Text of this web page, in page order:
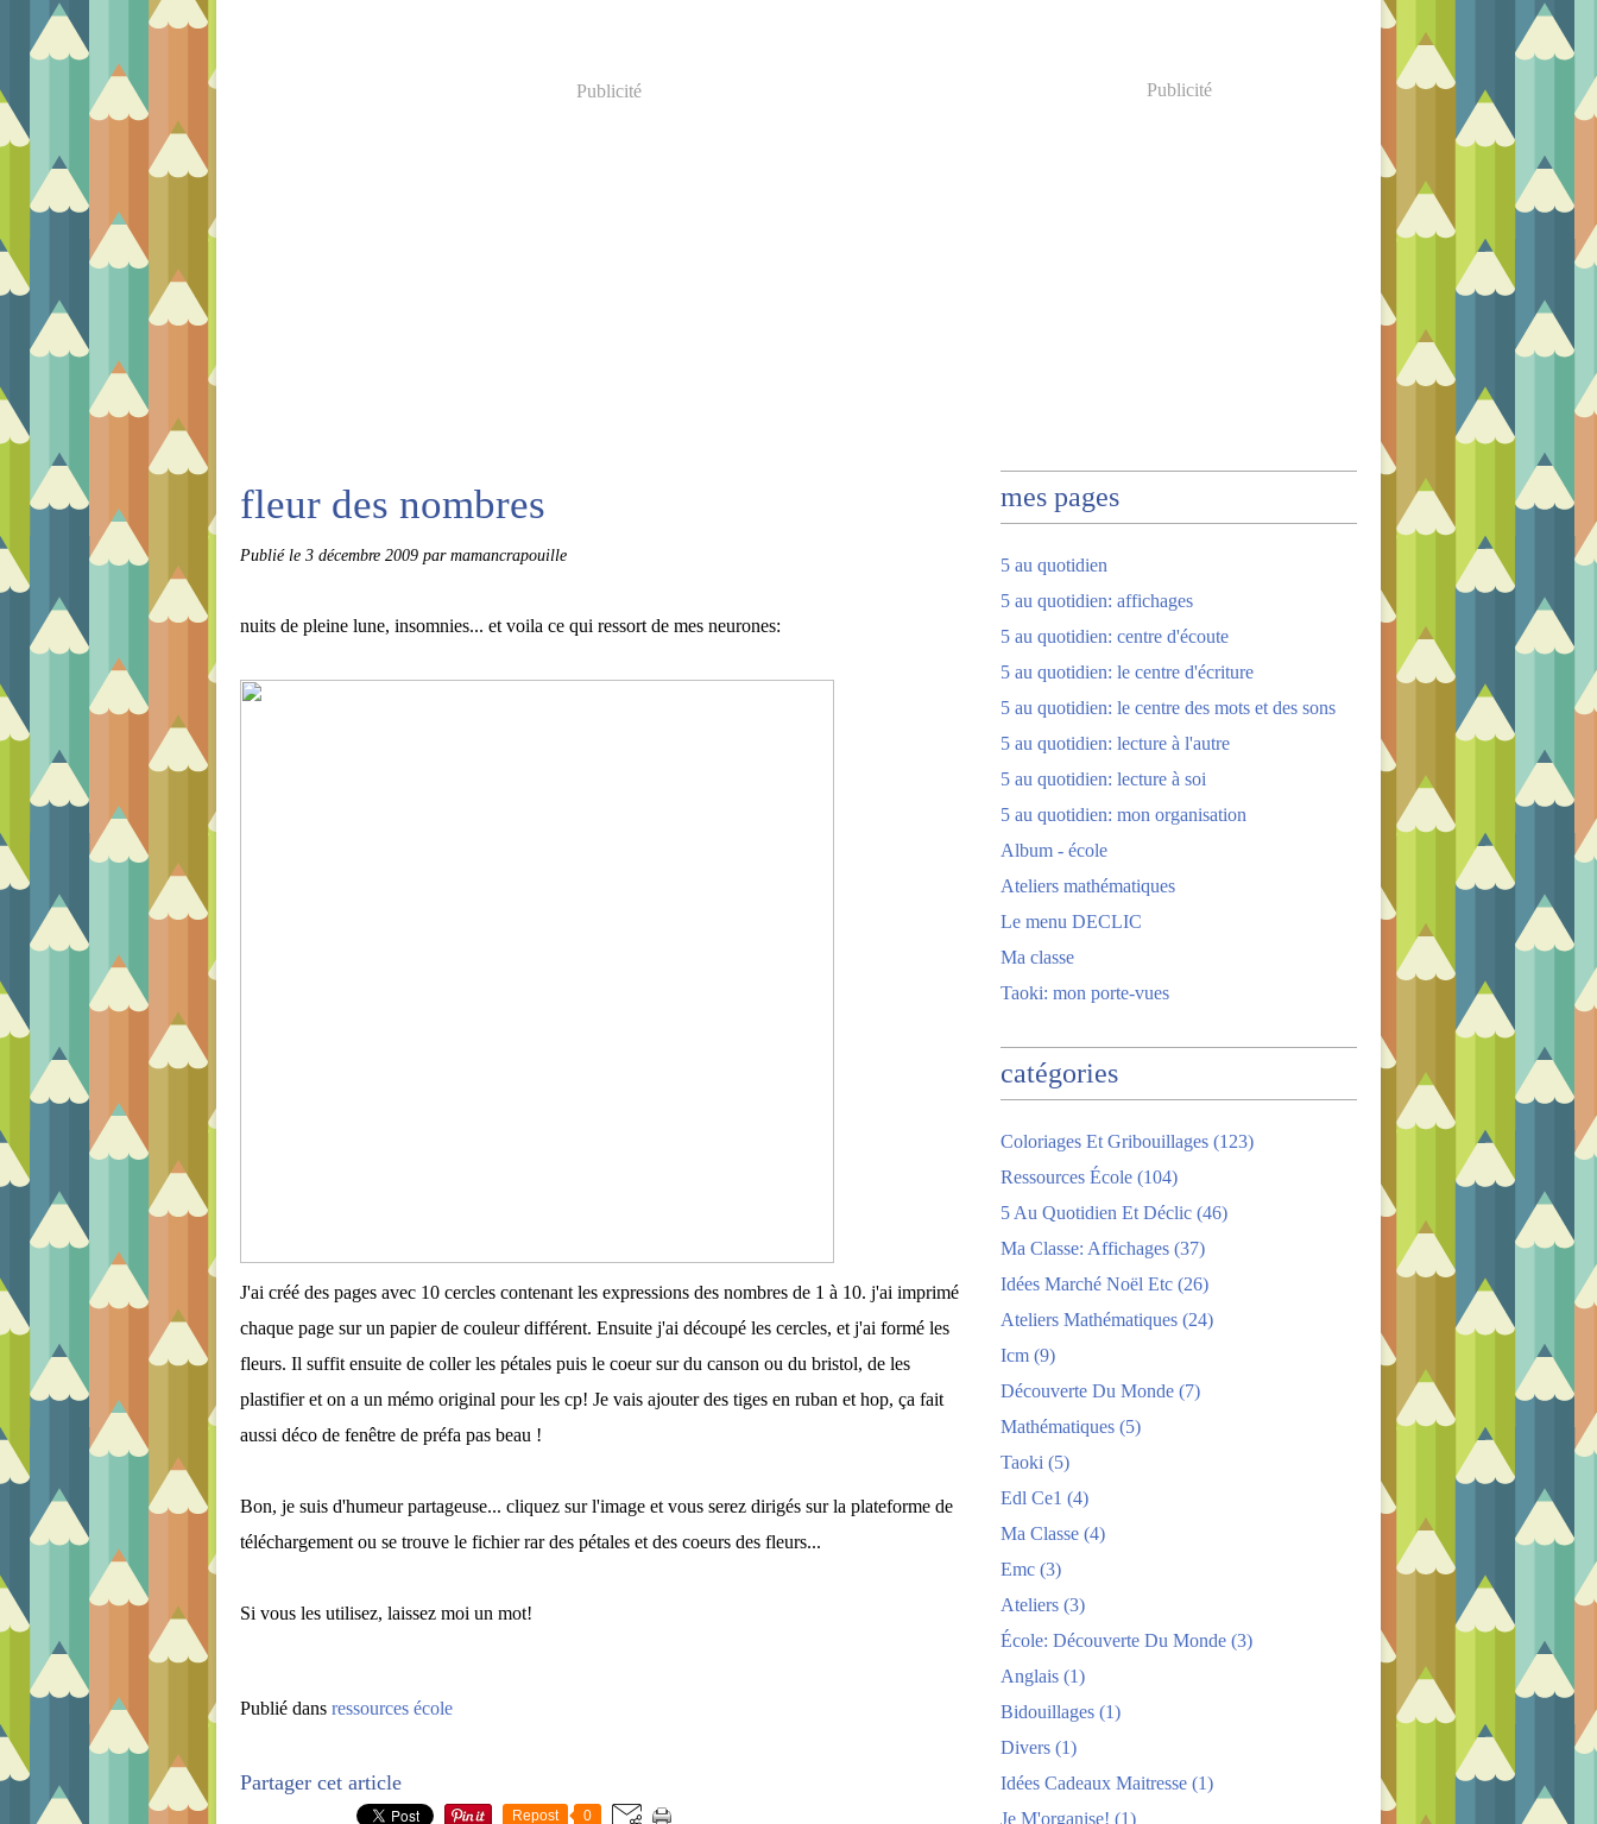
Publicité
fleur des nombres
Publié le 3 décembre 2009 par mamancrapouille
nuits de pleine lune, insomnies... et voila ce qui ressort de mes neurones:
J'ai créé des pages avec 10 cercles contenant les expressions des nombres de 1 à 10. j'ai imprimé
chaque page sur un papier de couleur différent. Ensuite j'ai découpé les cercles, et j'ai formé les
fleurs. Il suffit ensuite de coller les pétales puis le coeur sur du canson ou du bristol, de les
plastifier et on a un mémo original pour les cp! Je vais ajouter des tiges en ruban et hop, ça fait
aussi déco de fenêtre de préfa pas beau !
Bon, je suis d'humeur partageuse... cliquez sur l'image et vous serez dirigés sur la plateforme de
téléchargement ou se trouve le fichier rar des pétales et des coeurs des fleurs...
Si vous les utilisez, laissez moi un mot!
Publié dans ressources école
Partager cet article
Repost 0
Publicité
mes pages
5 au quotidien
5 au quotidien: affichages
5 au quotidien: centre d'écoute
5 au quotidien: le centre d'écriture
5 au quotidien: le centre des mots et des sons
5 au quotidien: lecture à l'autre
5 au quotidien: lecture à soi
5 au quotidien: mon organisation
Album - école
Ateliers mathématiques
Le menu DECLIC
Ma classe
Taoki: mon porte-vues
catégories
Coloriages Et Gribouillages (123)
Ressources École (104)
5 Au Quotidien Et Déclic (46)
Ma Classe: Affichages (37)
Idées Marché Noël Etc (26)
Ateliers Mathématiques (24)
Icm (9)
Découverte Du Monde (7)
Mathématiques (5)
Taoki (5)
Edl Ce1 (4)
Ma Classe (4)
Emc (3)
Ateliers (3)
École: Découverte Du Monde (3)
Anglais (1)
Bidouillages (1)
Divers (1)
Idées Cadeaux Maitresse (1)
Je M'organise! (1)